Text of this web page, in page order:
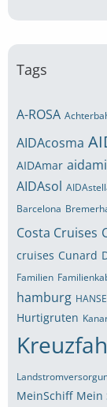
Tags
A-ROSA
AIDAcosma
AIDAmar
AIDAsol
Barcelona
Costa Cruises
cruises Cunard
Familien
hamburg
Hurtigruten
MeinSchiff Mein